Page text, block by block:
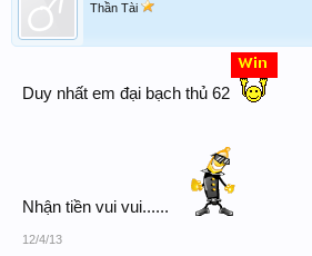
Thần Tài
Duy nhất em đại bạch thủ 62
Nhận tiền vui vui......
12/4/13